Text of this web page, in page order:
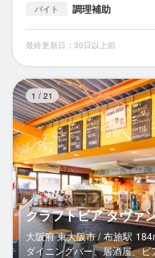
バイト 調理補助
最終更新日：30日以上前
1 / 21
クラフトビア タヴァ
大阪府 東大阪市 / 布施駅
ダイニングバー、居酒屋、ビ